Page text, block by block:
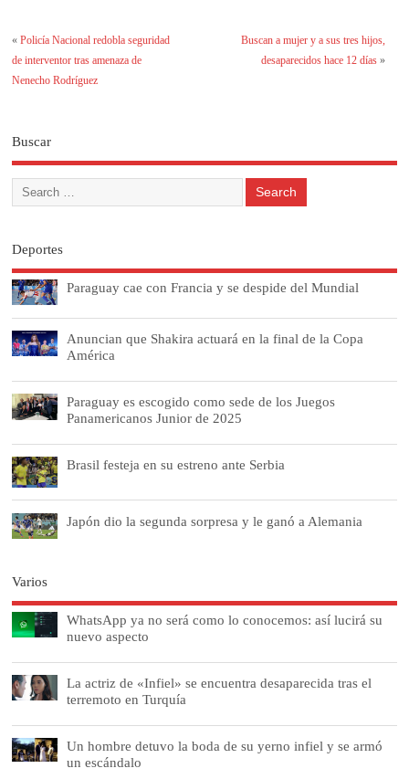
«Policía Nacional redobla seguridad
de interventor tras amenaza de
Nenecho Rodríguez
Buscan a mujer y a sus tres hijos,
desaparecidos hace 12 días»
Buscar
Deportes
Paraguay cae con Francia y se despide del Mundial
Anuncian que Shakira actuará en la final de la Copa
América
Paraguay es escogido como sede de los Juegos
Panamericanos Junior de 2025
Brasil festeja en su estreno ante Serbia
Japón dio la segunda sorpresa y le ganó a Alemania
Varios
WhatsApp ya no será como lo conocemos: así lucirá su
nuevo aspecto
La actriz de «Infiel» se encuentra desaparecida tras el
terremoto en Turquía
Un hombre detuvo la boda de su yerno infiel y se armó
un escándalo